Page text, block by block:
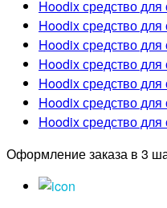
Hoodix средство
Hoodix средство
Hoodix средство
Hoodix средство
Hoodix средство
Hoodix средство
Hoodix средство
Оформление заказа в 3